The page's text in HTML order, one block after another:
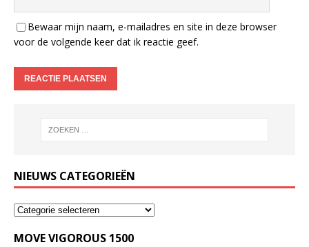
Bewaar mijn naam, e-mailadres en site in deze browser
voor de volgende keer dat ik reactie geef.
NIEUWS CATEGORIEËN
MOVE VIGOROUS 1500